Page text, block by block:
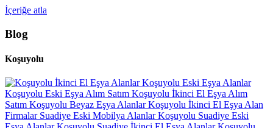
İçeriğe atla
Blog
Koşuyolu